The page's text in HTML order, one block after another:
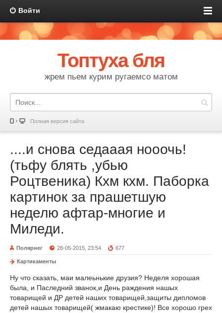
Войти
Топтуха бля
жрем пьем курим ругаемсо матом
Полная версия сайта
....и снова седааая нооочь!
(тьфу блять ,убью
Роцтвеника) Кхм кхм. Паборка
картинок за прашетшую
неделю афтар-многие и
Миледи.
Полярнег 28-05-2015, 23:54 677
Картикаменты
Ну что сказать, маи малеьнькие друзия? Неделя хорошая
была, и Паследний званок,и День раждения нашых
товарищей и ДР детей наших товарищей,защиты дипломов
детей нашых товарищей( жмакаю крестике)! Все хорошо грех